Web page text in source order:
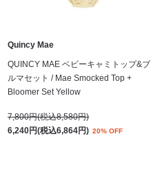
Quincy Mae
QUINCY MAE ベビーキャミトップ&ブ
ルマセット / Mae Smocked Top +
Bloomer Set Yellow
7,800円(税込8,580円)
6,240円(税込6,864円) 20% OFF